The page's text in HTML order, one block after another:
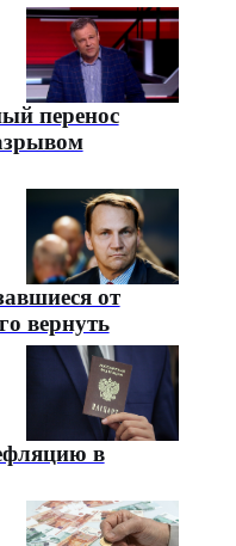
перенос
от
вернуть
в